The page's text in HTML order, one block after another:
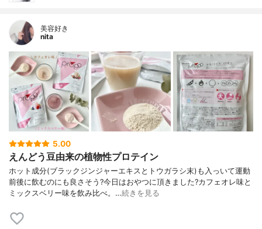
美容好き
nita
5.00
えんどう豆由来の植物性プロテイン
ホット成分(ブラックジンジャーエキスとトウガラシ末)も入っいて運動
前後に飲むのにも良さそう?今日はおやつに頂きました?カフェオレ味と
ミックスベリー味を飲み比べ。…続きを見る